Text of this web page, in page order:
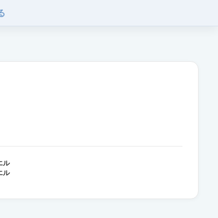
ル
ル